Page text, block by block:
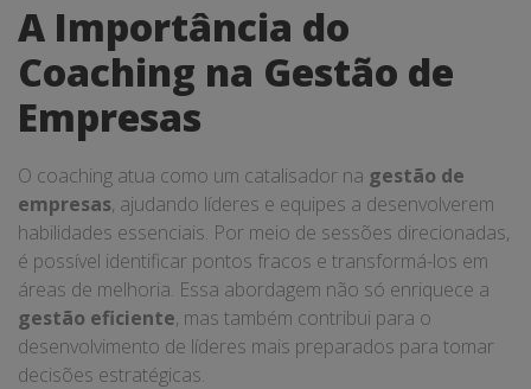
A Importância do
Coaching na Gestão de
Empresas
O coaching atua como um catalisador na gestão de
empresas, ajudando líderes e equipes a desenvolverem
habilidades essenciais. Por meio de sessões direcionadas,
é possível identificar pontos fracos e transformá-los em
áreas de melhoria. Essa abordagem não só enriquece a
gestão eficiente, mas também contribui para o
desenvolvimento de líderes mais preparados para tomar
decisões estratégicas.